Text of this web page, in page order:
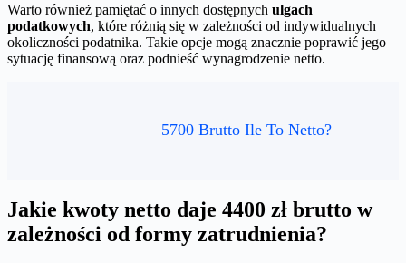
Warto również pamiętać o innych dostępnych ulgach
podatkowych, które różnią się w zależności od indywidualnych
okoliczności podatnika. Takie opcje mogą znacznie poprawić jego
sytuację finansową oraz podnieść wynagrodzenie netto.
5700 Brutto Ile To Netto?
Jakie kwoty netto daje 4400 zł brutto w
zależności od formy zatrudnienia?